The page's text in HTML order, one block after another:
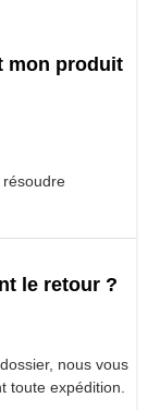
mon produit
résoudre
le retour ?
nous vous
toute expédition.